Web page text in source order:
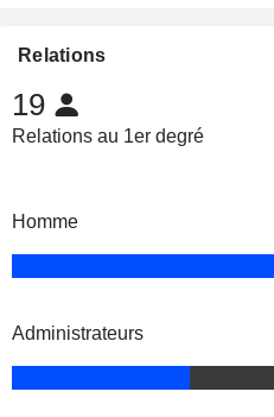
Relations
19
Relations au 1er degré
Homme
Administrateurs